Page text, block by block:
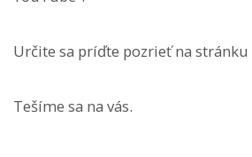
Určite sa príďte pozrieť na stránku
Tešíme sa na vás.